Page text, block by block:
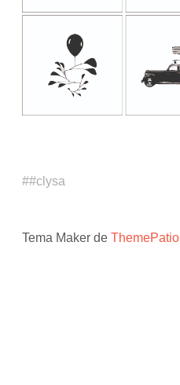
#clysa
Tema Maker deThemePatio